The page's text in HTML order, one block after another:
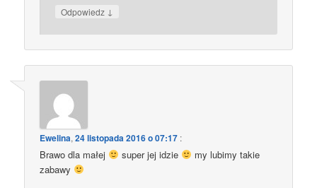
Odpowiedz ↓
Ewelina,24 listopada 2016 o 07:17 :
Brawo dla małej super jej idzie
my lubimy takie
zabawy